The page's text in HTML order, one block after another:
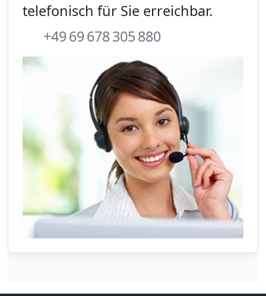
telefonisch für Sie erreichbar.
+49 69 678 305 880